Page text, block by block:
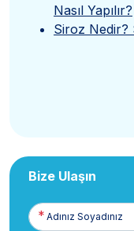
Nasıl Yapılır?
Siroz Nedir?
Bize Ulaşın
Adınız
Soyadınız